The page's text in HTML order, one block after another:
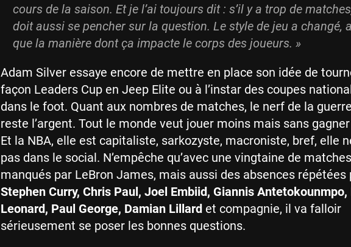
cours de la saison. Et je l’ai toujours dit : s’il y a trop de
doit aussi se pencher sur la question. Le style de jeu a changé,
que la manière dont ça impacte le corps des joueurs. »
Adam Silver essaye encore de mettre en place son idée de
façon Leaders Cup en Jeep Elite ou à l’instar des coupes
dans le foot. Quant aux nombres de matches, le nerf de la
reste l’argent. Tout le monde veut jouer moins mais sans
Et la NBA, elle est capitaliste, sarkozyste, macroniste, bref, elle
pas dans le social. N’empêche qu’avec une vingtaine de matches
manqués par LeBron James, mais aussi des absences répétées
Stephen Curry, Chris Paul, Joel Embiid, Giannis
Leonard, Paul George, Damian Lillard et compagnie, il va falloir
sérieusement se poser les bonnes questions.